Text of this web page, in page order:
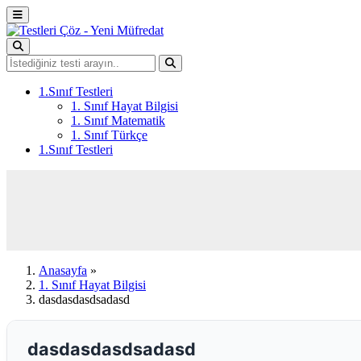
1.Sınıf Testleri
1. Sınıf Hayat Bilgisi
1. Sınıf Matematik
1. Sınıf Türkçe
1.Sınıf Testleri
Anasayfa »
1. Sınıf Hayat Bilgisi
dasdasdasdsadasd
dasdasdasdsadasd